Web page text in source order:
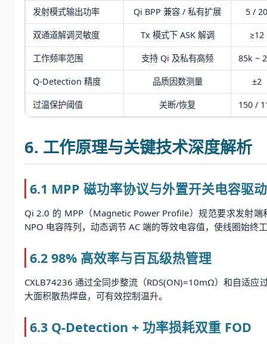
发射模式输出功率 Qi BPP 兼容 / 私有扩展 5 / 20
双通道解调灵敏度 Tx 模式下 ASK 解调 ≥12
工作频率范围 支持 Qi 及私有高频 85k ~
Q-Detection 精度 品质因数测量 ±2
过温保护阈值 关断/恢复 150 /
6. 工作原理与关键技术深度解析
6.1 MPP 磁功率协议与外置开关电容驱动
Qi 2.0 的 MPP（Magnetic Power Profile）规范要求发射
NPO 电容阵列，动态调节 AC 端的等效电容值，使线圈始
6.2 98% 高效率与百瓦级热管理
CXLB74236 通过全同步整流（RDS(ON)=10mΩ）和自适应
大面积散热焊盘，可有效控制温升。
6.3 Q-Detection + 功率损耗双重 FOD